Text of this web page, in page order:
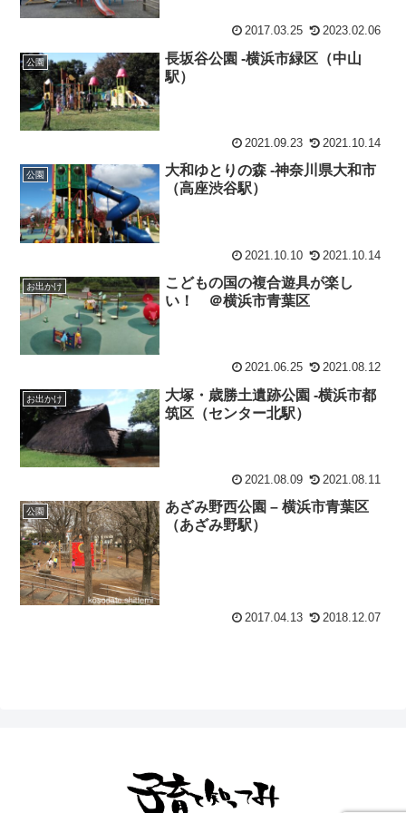
2017.03.25 2023.02.06
公園
長坂谷公園 -横浜市緑区（中山
駅）
2021.09.23 2021.10.14
公園
大和ゆとりの森 -神奈川県大和市
（高座渋谷駅）
2021.10.10 2021.10.14
お出かけ
こどもの国の複合遊具が楽し
い！ ＠横浜市青葉区
2021.06.25 2021.08.12
お出かけ
大塚・歳勝土遺跡公園 -横浜市都
筑区（センター北駅）
2021.08.09 2021.08.11
公園
あざみ野西公園 – 横浜市青葉区
（あざみ野駅）
2017.04.13 2018.12.07